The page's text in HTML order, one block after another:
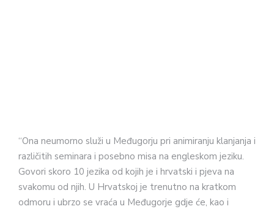
“Ona neumorno služi u Međugorju pri animiranju klanjanja i
različitih seminara i posebno misa na engleskom jeziku.
Govori skoro 10 jezika od kojih je i hrvatski i pjeva na
svakomu od njih. U Hrvatskoj je trenutno na kratkom
odmoru i ubrzo se vraća u Međugorje gdje će, kao i